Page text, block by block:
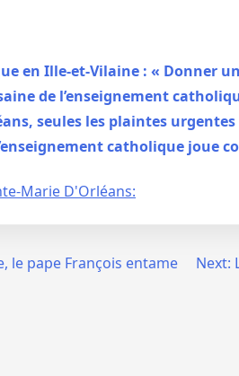
en Ille-et-Vilaine : « Donner
de l’enseignement
seules les plaintes
catholique joue
Marie D'Orléans:
le pape François entame
Next: